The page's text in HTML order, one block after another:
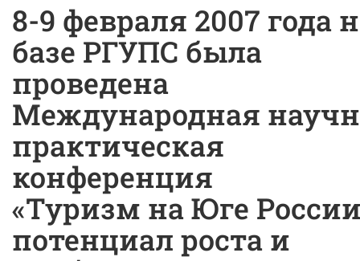
8-9 февраля 2007 года
базе РГУПС была
проведена
Международная
практическая
конференция
«Туризм на Юге
потенциал роста и